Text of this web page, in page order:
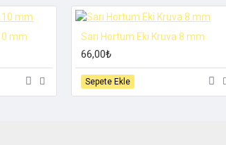
mm Sarı Hortum Eki Kruva 8 mm
66,00₺
Sepete Ekle